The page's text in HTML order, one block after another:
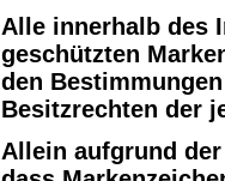
Alle innerhalb des
geschützten
den
Besitzrechten der
Allein aufgrund